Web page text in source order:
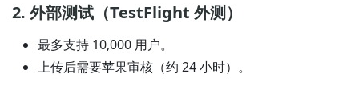
2. 外部测试（TestFlight 外测）
最多支持 10,000 用户。
上传后需要苹果审核（约 24 小时）。